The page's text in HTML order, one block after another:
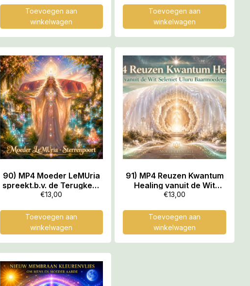
Stamboomlijn met Moeder
Maria Maan Licht, 54.54
min
Toevoegen aan
winkelwagen
Moederliefde o.l.v. Kwan
Yin en Yuz Asaf, 44.44 min
MP4a
Toevoegen aan
winkelwagen
90) MP4 Moeder LeMUria
spreekt.b.v. de Terugkeer
van de Gouden Lyra
52.16 min
€13,00
Toevoegen aan
winkelwagen
91) MP4 Reuzen Kwantum
Healing vanuit de Wit
Seleniet Uluru
uur
€13,00
Toevoegen aan
winkelwagen